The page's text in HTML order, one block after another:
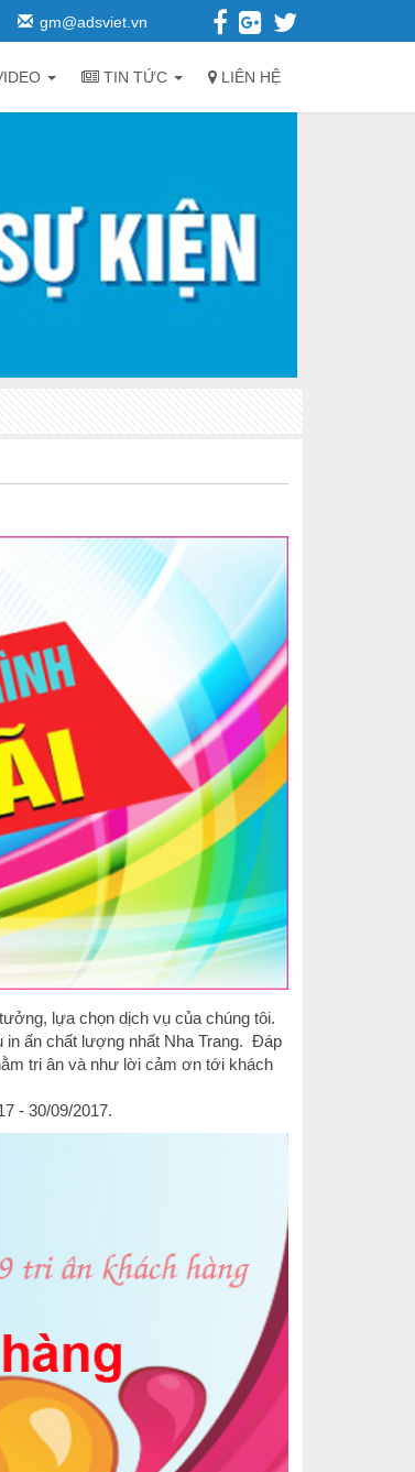
gm@adsviet.vn
TIN TỨC LIÊN HỆ
lựa chọn dịch vụ của chúng tôi.
in ấn chất lượng nhất Nha Trang. Đáp
tri ân và như lời cảm ơn tới khách
- 30/09/2017.